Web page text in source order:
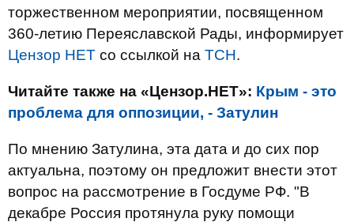
торжественном мероприятии, посвященном
360-летию Переяславской Рады, информирует
Цензор НЕТ со ссылкой на ТСН.
Читайте также на «Цензор.НЕТ»: Крым - это
проблема для оппозиции, - Затулин
По мнению Затулина, эта дата и до сих пор
актуальна, поэтому он предложит внести этот
вопрос на рассмотрение в Госдуме РФ. "В
декабре Россия протянула руку помощи